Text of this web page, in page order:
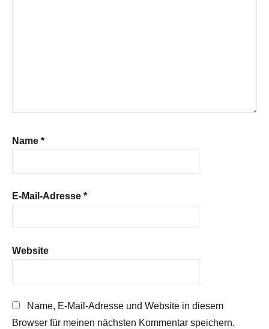
Name *
E-Mail-Adresse *
Website
Name, E-Mail-Adresse und Website in diesem
Browser für meinen nächsten Kommentar speichern.